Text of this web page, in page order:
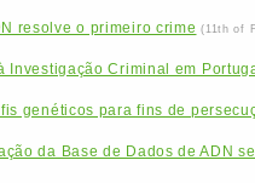
resolve o primeiro crime (11th of
Investigação Criminal em
genéticos para fins de
da Base de Dados de ADN